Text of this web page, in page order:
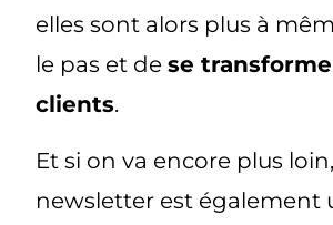
elles sont alors plus à
le pas et dese
clients.
Et si on va encore plus
newsletter est également